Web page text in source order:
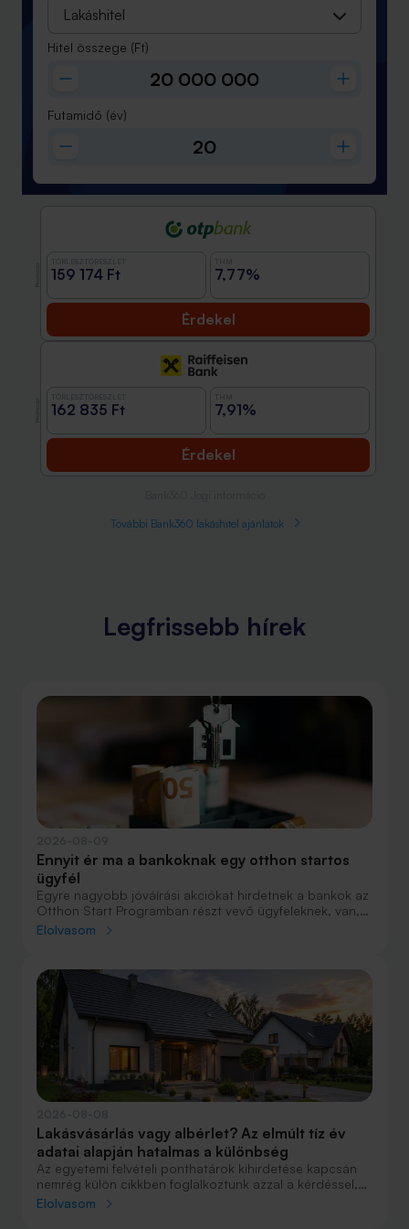
Lakáshitel
Hitel összege (Ft)
Futamidő (év)
159 174 Ft 7,77%
Érdekel
162 835 Ft 7,91%
Érdekel
További Bank360 lakáshitel ajánlatok
Legfrissebb hírek
Ennyit ér ma a bankoknak egy otthon startos
ügyfél
Egyre nagyobb jóváírási akciókat hirdetnek a bankok az
Otthon Start Programban részt vevő ügyfeleknek, van,
ahol összesen akár félmillió forint jóváírást is össze lehet
nagyobb jóváírásért?
Elolvasom
Lakásvásárlás vagy albérlet? Az elmúlt tíz év
adatai alapján hatalmas a különbség
Az egyetemi felvételi ponthatárok kihirdetése kapcsán
nemrég külön cikkben foglalkoztunk azzal a kérdéssel,
hogy lakást venni vagy vásárolni éri meg jobban. Előző
Elolvasom